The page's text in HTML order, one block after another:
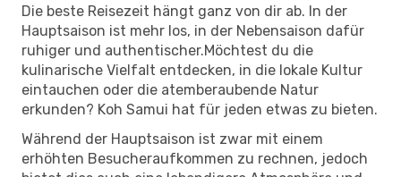
Die beste Reisezeit hängt ganz von dir ab. In der
Hauptsaison ist mehr los, in der Nebensaison dafür
ruhiger und authentischer.Möchtest du die
kulinarische Vielfalt entdecken, in die lokale Kultur
eintauchen oder die atemberaubende Natur
erkunden? Koh Samui hat für jeden etwas zu bieten.
Während der Hauptsaison ist zwar mit einem
erhöhten Besucheraufkommen zu rechnen, jedoch